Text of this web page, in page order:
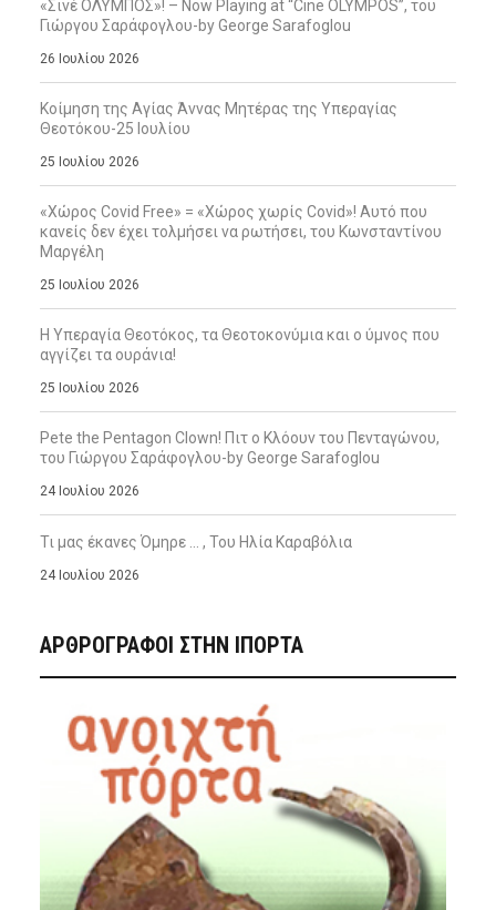
«Σινέ ΟΛΥΜΠΟΣ»! – Now Playing at “Cine OLYMPOS”, του
Γιώργου Σαράφογλου-by George Sarafoglou
26 Ιουλίου 2026
Κοίμηση της Αγίας Άννας Μητέρας της Υπεραγίας
Θεοτόκου-25 Ιουλίου
25 Ιουλίου 2026
«Χώρος Covid Free» = «Χώρος χωρίς Covid»! Αυτό που
κανείς δεν έχει τολμήσει να ρωτήσει, του Κωνσταντίνου
Μαργέλη
25 Ιουλίου 2026
Η Υπεραγία Θεοτόκος, τα Θεοτοκονύμια και ο ύμνος που
αγγίζει τα ουράνια!
25 Ιουλίου 2026
Pete the Pentagon Clown! Πιτ ο Κλόουν του Πενταγώνου,
του Γιώργου Σαράφογλου-by George Sarafoglou
24 Ιουλίου 2026
Τι μας έκανες Όμηρε … , Του Ηλία Καραβόλια
24 Ιουλίου 2026
ΑΡΘΡΟΓΡΑΦΟΙ ΣΤΗΝ IΠΟΡΤΑ